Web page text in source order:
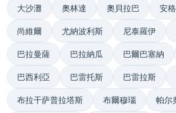
大沙灘 奧林達 奧貝拉巴 安
尚維爾 尤納波利斯 尼泰羅伊
巴拉曼薩 巴拉納瓜 巴爾巴塞納
巴西利亞 巴雷托斯 巴雷拉斯
布拉干萨普拉塔斯 布爾穆瑙 帕尔